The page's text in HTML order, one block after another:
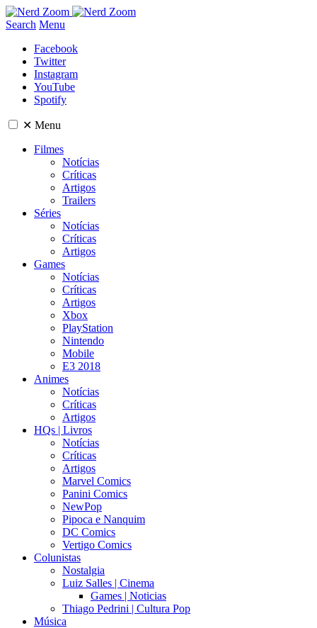
Search Menu
Facebook
Twitter
Instagram
YouTube
Spotify
✕ Menu
Filmes
Notícias
Críticas
Artigos
Trailers
Séries
Notícias
Críticas
Artigos
Games
Notícias
Críticas
Artigos
Xbox
PlayStation
Nintendo
Mobile
E3 2018
Animes
Notícias
Críticas
Artigos
HQs | Livros
Notícias
Críticas
Artigos
Marvel Comics
Panini Comics
NewPop
Pipoca e Nanquim
DC Comics
Vertigo Comics
Colunistas
Nostalgia
Luiz Salles | Cinema
Games | Noticias
Thiago Pedrini | Cultura Pop
Música